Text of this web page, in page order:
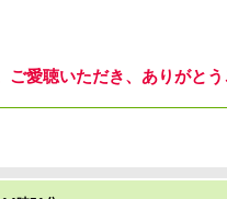
ご愛聴いただき、ありがとう